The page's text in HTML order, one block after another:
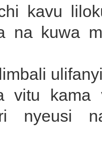
kavu
na kuwa
vitu kama
nyeusi